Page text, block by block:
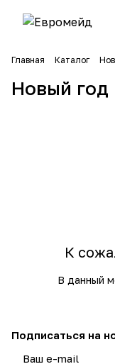
Главная Каталог
Новый год
К
В данный
Подписаться на